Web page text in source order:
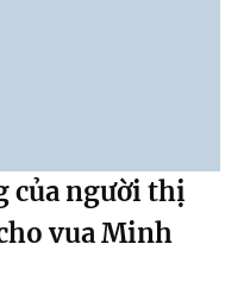
của người thị
vua Minh